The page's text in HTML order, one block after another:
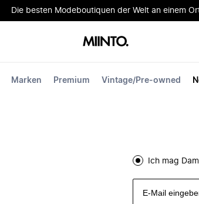
Die besten Modeboutiquen der Welt an einem
Marken Premium Vintage/Pre-owned
Ich mag